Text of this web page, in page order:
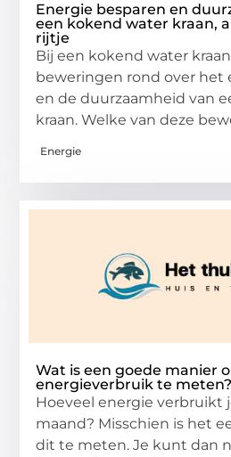
Energie besparen en
een kokend water kraan,
rijtje
Bij een kokend water
beweringen rond over het
en de duurzaamheid van
kraan. Welke van deze
Energie
Wat is een goede manier
energieverbruik te meten?
Hoeveel energie verbruikt
maand? Misschien is het
dit te meten. Je kunt dan